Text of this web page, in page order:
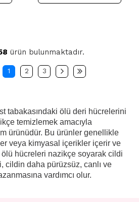
ürün bulunmaktadır.
1 2 3
tabakasındaki ölü deri hücrelerini
temizlemek amacıyla
ürünüdür. Bu ürünler genellikle
veya kimyasal içerikler içerir ve
ölü hücreleri nazikçe soyarak cildi
cildin daha pürüzsüz, canlı ve
yardımcı olur.
işlevi, cildin doğal yenilenme